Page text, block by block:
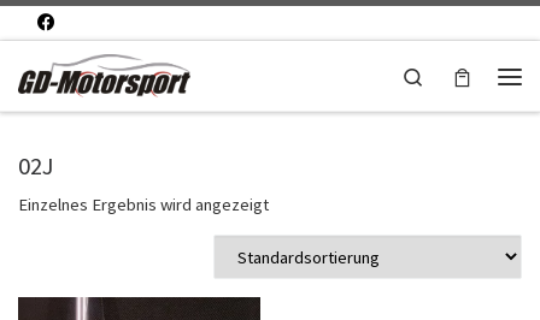
Zum Inhalt springen
Search
02J
Einzelnes Ergebnis wird angezeigt